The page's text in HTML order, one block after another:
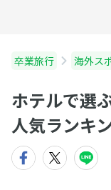
卒業旅行 海外ス
ホテルで選
人気ランキ